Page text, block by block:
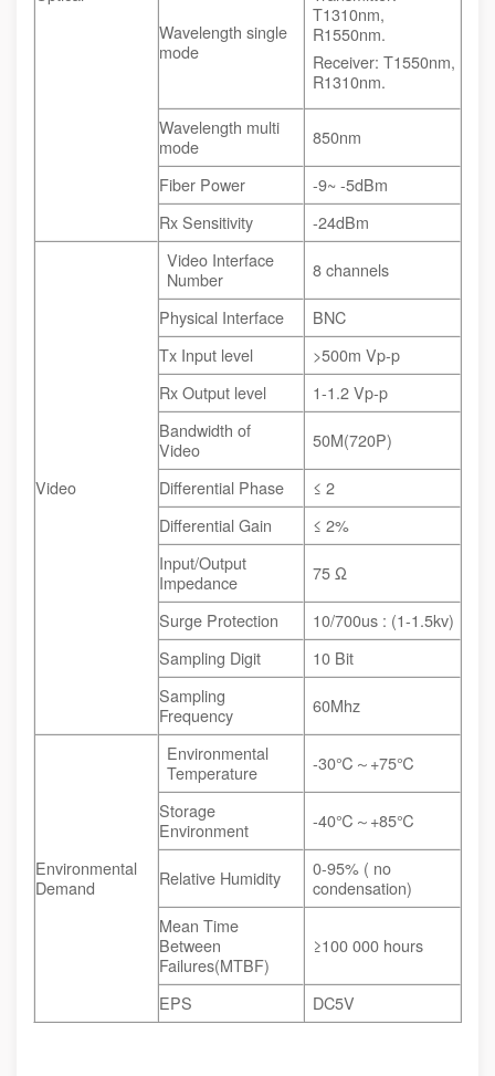
Wavelength single
mode
T1310nm,
R1550nm.
Receiver: T1550nm,
R1310nm.
Wavelength multi
mode
850nm
Fiber Power
-9~ -5dBm
Rx Sensitivity
-24dBm
Video
Video Interface
Number
8 channels
Physical Interface
BNC
Tx Input level
>500m Vp-p
Rx Output level
1-1.2 Vp-p
Bandwidth of
Video
50M(720P)
Differential Phase
≤ 2
Differential Gain
≤ 2%
Input/Output
Impedance
75 Ω
Surge Protection
10/700us : (1-1.5kv)
Sampling Digit
10 Bit
Sampling
Frequency
60Mhz
Environmental
Demand
Environmental
Temperature
-30℃～+75℃
Storage
Environment
-40℃～+85℃
Relative Humidity
0-95% ( no
condensation)
Mean Time
Between
Failures(MTBF)
≥100 000 hours
EPS DC5V